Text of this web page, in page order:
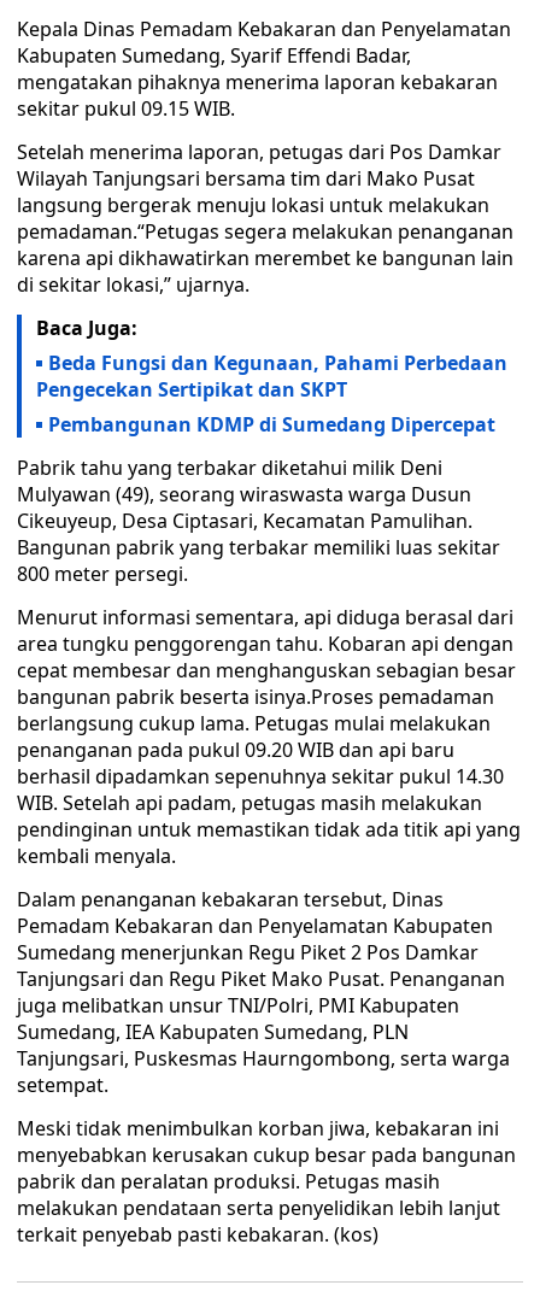
Kepala Dinas Pemadam Kebakaran dan Penyelamatan
Kabupaten Sumedang, Syarif Effendi Badar,
mengatakan pihaknya menerima laporan kebakaran
sekitar pukul 09.15 WIB.
Setelah menerima laporan, petugas dari Pos Damkar
Wilayah Tanjungsari bersama tim dari Mako Pusat
langsung bergerak menuju lokasi untuk melakukan
pemadaman.“Petugas segera melakukan penanganan
karena api dikhawatirkan merembet ke bangunan lain
di sekitar lokasi,” ujarnya.
Baca Juga:
Beda Fungsi dan Kegunaan, Pahami Perbedaan
Pengecekan Sertipikat dan SKPT
Pembangunan KDMP di Sumedang Dipercepat
Pabrik tahu yang terbakar diketahui milik Deni
Mulyawan (49), seorang wiraswasta warga Dusun
Cikeuyeup, Desa Ciptasari, Kecamatan Pamulihan.
Bangunan pabrik yang terbakar memiliki luas sekitar
800 meter persegi.
Menurut informasi sementara, api diduga berasal dari
area tungku penggorengan tahu. Kobaran api dengan
cepat membesar dan menghanguskan sebagian besar
bangunan pabrik beserta isinya.Proses pemadaman
berlangsung cukup lama. Petugas mulai melakukan
penanganan pada pukul 09.20 WIB dan api baru
berhasil dipadamkan sepenuhnya sekitar pukul 14.30
WIB. Setelah api padam, petugas masih melakukan
pendinginan untuk memastikan tidak ada titik api yang
kembali menyala.
Dalam penanganan kebakaran tersebut, Dinas
Pemadam Kebakaran dan Penyelamatan Kabupaten
Sumedang menerjunkan Regu Piket 2 Pos Damkar
Tanjungsari dan Regu Piket Mako Pusat. Penanganan
juga melibatkan unsur TNI/Polri, PMI Kabupaten
Sumedang, IEA Kabupaten Sumedang, PLN
Tanjungsari, Puskesmas Haurngombong, serta warga
setempat.
Meski tidak menimbulkan korban jiwa, kebakaran ini
menyebabkan kerusakan cukup besar pada bangunan
pabrik dan peralatan produksi. Petugas masih
melakukan pendataan serta penyelidikan lebih lanjut
terkait penyebab pasti kebakaran. (kos)